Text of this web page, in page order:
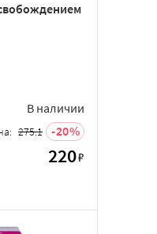
В наличии
275.1 20
220₽